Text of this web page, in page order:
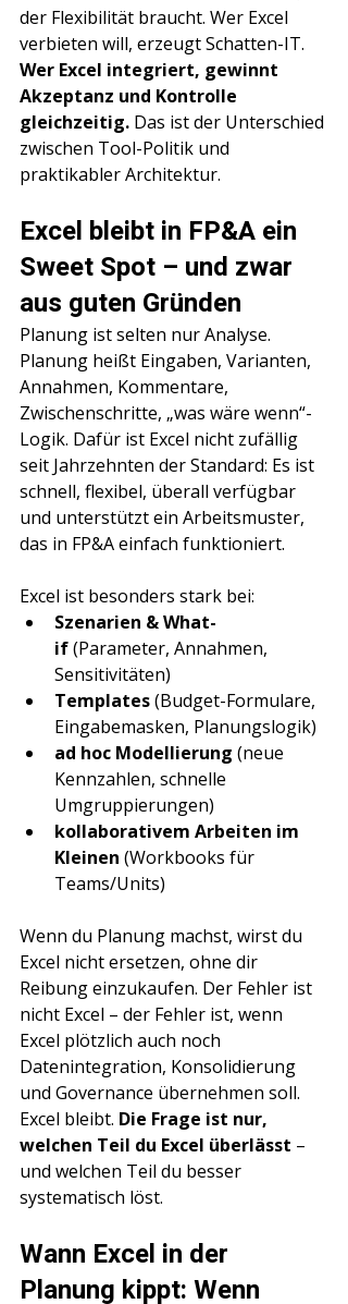
der Flexibilität braucht. Wer Excel
verbieten will, erzeugt Schatten-IT.
Wer Excel integriert, gewinnt
Akzeptanz und Kontrolle
gleichzeitig. Das ist der Unterschied
zwischen Tool-Politik und
praktikabler Architektur.
Excel bleibt in FP&A ein
Sweet Spot – und zwar
aus guten Gründen
Planung ist selten nur Analyse.
Planung heißt Eingaben, Varianten,
Annahmen, Kommentare,
Zwischenschritte, „was wäre wenn“-
Logik. Dafür ist Excel nicht zufällig
seit Jahrzehnten der Standard: Es ist
schnell, flexibel, überall verfügbar
und unterstützt ein Arbeitsmuster,
das in FP&A einfach funktioniert.
Excel ist besonders stark bei:
Szenarien & What-
if (Parameter, Annahmen,
Sensitivitäten)
Templates (Budget-Formulare,
Eingabemasken, Planungslogik)
ad hoc Modellierung (neue
Kennzahlen, schnelle
Umgruppierungen)
kollaborativem Arbeiten im
Kleinen (Workbooks für
Teams/Units)
Wenn du Planung machst, wirst du
Excel nicht ersetzen, ohne dir
Reibung einzukaufen. Der Fehler ist
nicht Excel – der Fehler ist, wenn
Excel plötzlich auch noch
Datenintegration, Konsolidierung
und Governance übernehmen soll.
Excel bleibt. Die Frage ist nur,
welchen Teil du Excel überlässt –
und welchen Teil du besser
systematisch löst.
Wann Excel in der
Planung kippt: Wenn